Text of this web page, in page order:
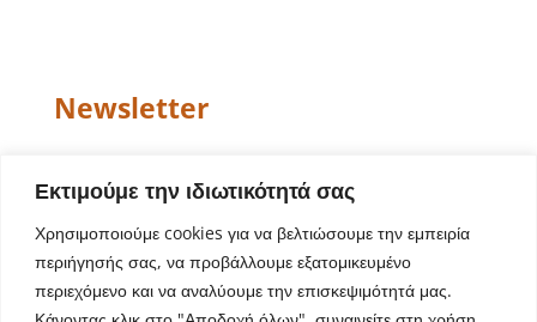
Εκτιμούμε την ιδιωτικότητά σας
Χρησιμοποιούμε cookies για να βελτιώσουμε την εμπειρία
περιήγησής σας, να προβάλλουμε εξατομικευμένο
περιεχόμενο και να αναλύουμε την επισκεψιμότητά μας.
Newsletter